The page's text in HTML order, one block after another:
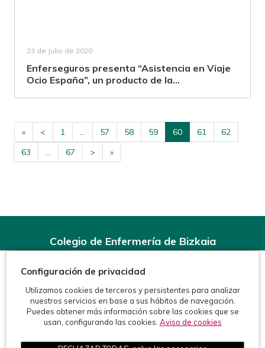
23 de Julio de 2020
Enferseguros presenta “Asistencia en Viaje
Ocio España”, un producto de la...
« < 1 ... 57 58 59 60 61
62
63
... 67 > »
Colegio de Enfermería de Bizkaia
Teléfonos:944 15 11 99
info@enfermeriabizkaia.org
Configuración de privacidad
Utilizamos cookies de terceros y persistentes para analizar
nuestros servicios en base a sus hábitos de navegación.
Puedes obtener más información sobre las cookies que se
usan, configurando las cookies. Aviso de cookies